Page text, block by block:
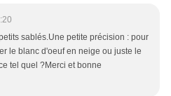
sablés.Une petite précision : pour
le blanc d'oeuf en neige ou juste le
tel quel ?Merci et bonne